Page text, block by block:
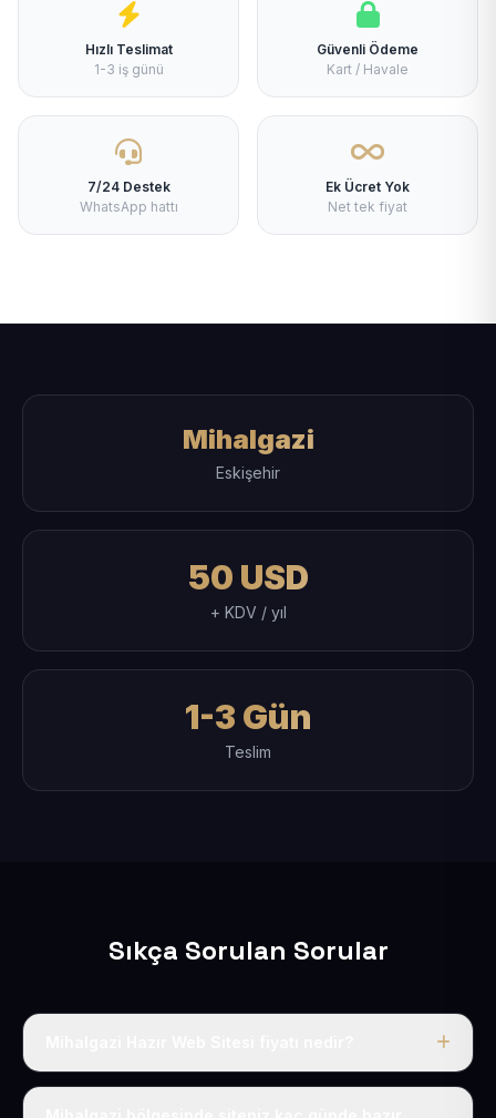
Hızlı Teslimat
1-3 iş günü
Güvenli Ödeme
Kart / Havale
7/24 Destek
WhatsApp hattı
Ek Ücret Yok
Net tek fiyat
Mihalgazi
Eskişehir
50 USD
+ KDV / yıl
1-3 Gün
Teslim
Sıkça Sorulan Sorular
Tek fiyat uygulanır: yıllık 50 USD + KDV. Bu bedele alan